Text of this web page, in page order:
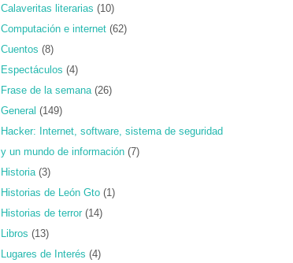
Calaveritas literarias (10)
Computación e internet (62)
Cuentos (8)
Espectáculos (4)
Frase de la semana(26)
General (149)
Hacker: Internet, software, sistema de seguridad
y un mundo de información (7)
Historia(3)
Historias de León Gto (1)
Historias de terror (14)
Libros (13)
Lugares de Interés (4)